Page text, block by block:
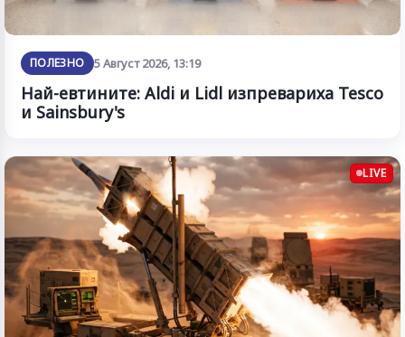
ПОЛЕЗНО 5 Август 2026, 13:19
Най-евтините: Aldi и Lidl изпревариха Tesco
и Sainsbury's
LIVE